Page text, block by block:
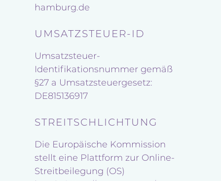
hamburg.de
UMSATZSTEUER-ID
Umsatzsteuer-
Identifikationsnummer gemäß
§27 a Umsatzsteuergesetz:
DE815136917
STREITSCHLICHTUNG
Die Europäische Kommission
stellt eine Plattform zur Online-
Streitbeilegung (OS)